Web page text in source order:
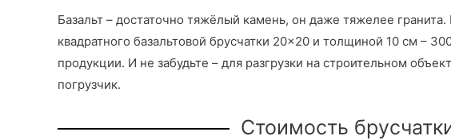
Базальт – достаточно тяжёлый камень, он даже тяжелее
квадратного базальтовой брусчатки 20×20 и толщиной 10 см –
продукции. И не забудьте – для разгрузки на строительном
погрузчик.
Стоимость